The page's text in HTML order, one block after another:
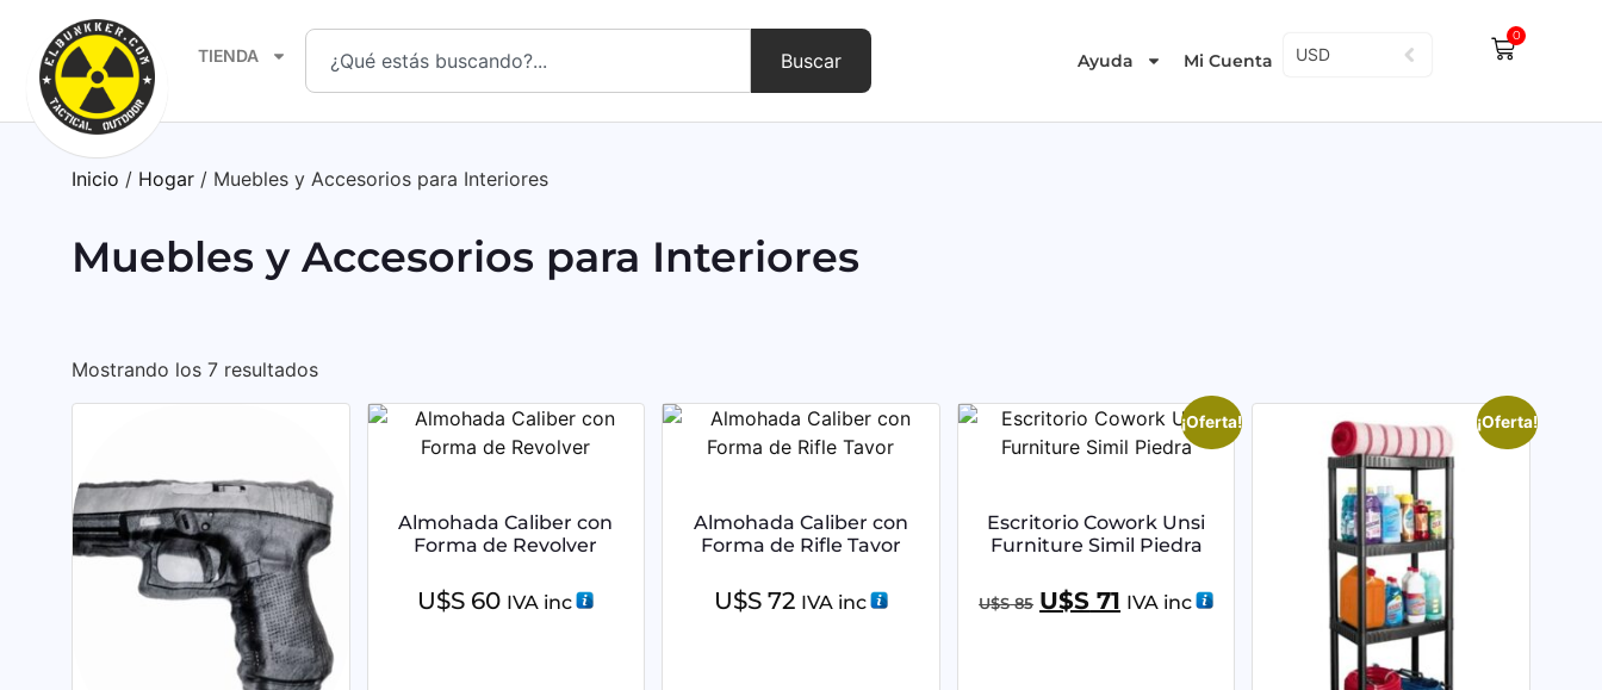
TIENDA Buscar Ayuda Mi Cuenta USD
0
Inicio / Hogar / Muebles y Accesorios para Interiores
Muebles y Accesorios para Interiores
Mostrando los 7 resultados
Almohada Caliber con
Forma de Revolver
U$S 60 IVA inc
Almohada Caliber con
Forma de Rifle Tavor
U$S72 IVA inc
¡Oferta!
Escritorio Cowork Unsi
Furniture Simil Piedra
U$S85 U$S 71 IVA inc
¡Oferta!